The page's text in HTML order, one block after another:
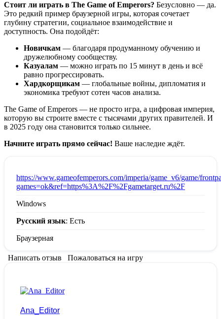
Стоит ли играть в The Game of Emperors? Безусловно — да.
Это редкий пример браузерной игры, которая сочетает
глубину стратегии, социальное взаимодействие и
доступность. Она подойдёт:
Новичкам — благодаря продуманному обучению и
дружелюбному сообществу.
Казуалам — можно играть по 15 минут в день и всё
равно прогрессировать.
Хардкорщикам — глобальные войны, дипломатия и
экономика требуют сотен часов анализа.
The Game of Emperors — не просто игра, а цифровая империя,
которую вы строите вместе с тысячами других правителей. И
в 2025 году она становится только сильнее.
Начните играть прямо сейчас! Ваше наследие ждёт.
https://www.gameofemperors.com/imperia/game_v6/game/
games=ok&ref=https%3A%2F%2Fgametarget.ru%2F
Windows
Русский язык: Есть
Браузерная
Написать отзыв Пожаловаться на игру
Ana_Editor